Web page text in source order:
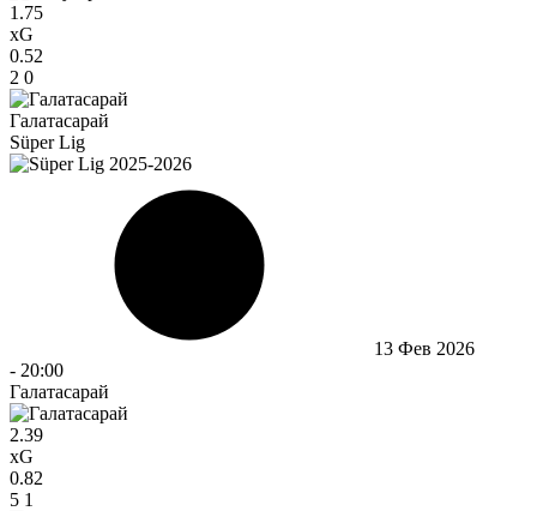
1.75
xG
0.52
2 0
Галатасарай
Süper Lig
13 Фев 2026
- 20:00
Галатасарай
2.39
xG
0.82
5 1